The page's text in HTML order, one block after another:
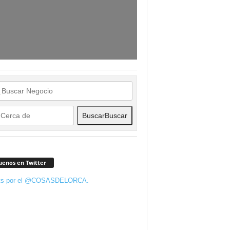
BuscarBuscar
en Twitter
por el @COSASDELORCA.